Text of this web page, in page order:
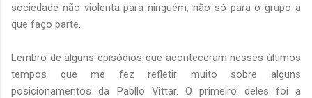
sociedade não violenta para ninguém, não só para o grupo a
que faço parte.
Lembro de alguns episódios que aconteceram nesses últimos
tempos que me fez refletir muito sobre alguns
posicionamentos da Pabllo Vittar. O primeiro deles foi a